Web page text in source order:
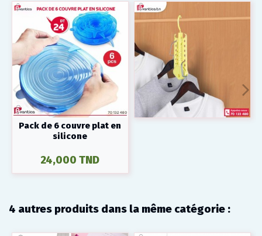
Pack de 6 couvre plat en
silicone
24,000 TND
4 autres produits dans la même catégorie :